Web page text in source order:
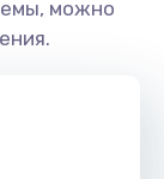
можно